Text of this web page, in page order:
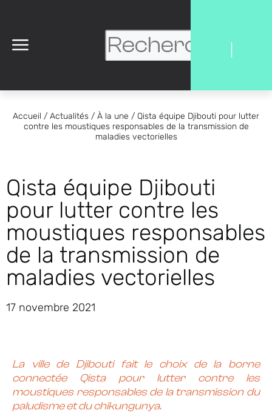
Accueil / Actualités / À la une / Qista équipe Djibouti pour lutter
contre les moustiques responsables de la transmission de
maladies vectorielles
Qista équipe Djibouti
pour lutter contre les
moustiques responsables
de la transmission de
maladies vectorielles
17 novembre 2021
La ville de Djibouti fait le choix de la borne
connectée Qista pour lutter contre les
moustiques responsables de la transmission du
paludisme et du chikungunya.